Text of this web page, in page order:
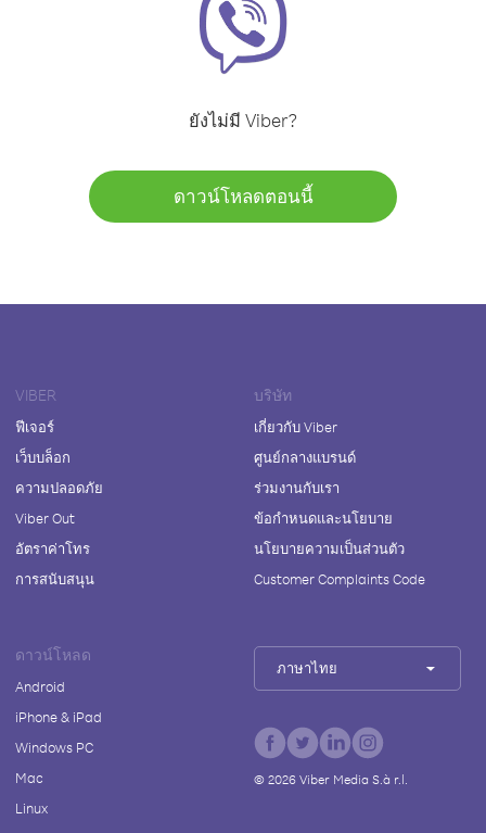
ยังไม่มี Viber?
ดาวน์โหลดตอนนี้
VIBER
ฟีเจอร์
เว็บบล็อก
ความปลอดภัย
Viber Out
อัตราค่าโทร
การสนับสนุน
บริษัท
เกี่ยวกับ Viber
ศูนย์กลางแบรนด์
ร่วมงานกับเรา
ข้อกำหนดและนโยบาย
นโยบายความเป็นส่วนตัว
Customer Complaints Code
ดาวน์โหลด
Android
iPhone & iPad
Windows PC
Mac
Linux
ภาษาไทย
© 2026Viber Media S.à r.l.